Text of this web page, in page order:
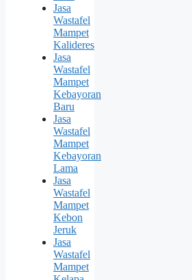
Jasa
Wastafel
Mampet
Kalideres
Jasa
Wastafel
Mampet
Kebayoran
Baru
Jasa
Wastafel
Mampet
Kebayoran
Lama
Jasa
Wastafel
Mampet
Kebon
Jeruk
Jasa
Wastafel
Mampet